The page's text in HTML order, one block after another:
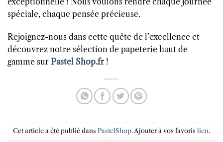
spéciale, chaque pensée précieuse.
Rejoignez-nous dans cette quête de l’excellence et
découvrez notre sélection de papeterie haut de
gamme sur Pastel Shop.fr !
Cet article a été publié dans PastelShop. Ajouter à vos favoris lien.